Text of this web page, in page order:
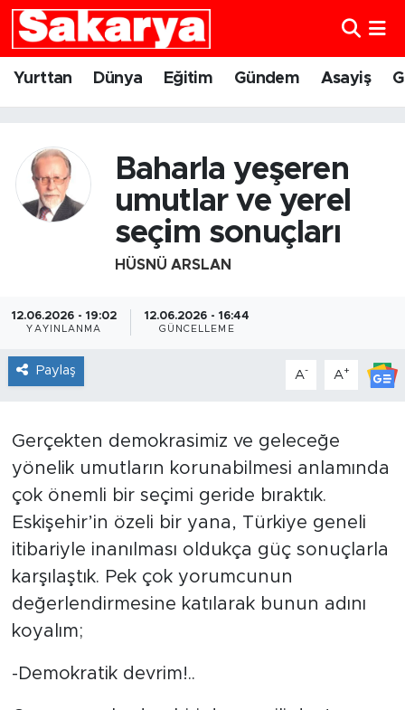
Yurttan Dünya Eğitim Gündem Asayiş
Baharla yeşeren
umutlar ve yerel
seçim sonuçları
HÜSNÜ ARSLAN
12.06.2026 - 19:02
YAYINLANMA
12.06.2026 - 16:44
GÜNCELLEME
Paylaş A- A+
Gerçekten demokrasimiz ve geleceğe
yönelik umutların korunabilmesi anlamında
çok önemli bir seçimi geride bıraktık.
Eskişehir’in özeli bir yana, Türkiye geneli
itibariyle inanılması oldukça güç sonuçlarla
karşılaştık. Pek çok yorumcunun
değerlendirmesine katılarak bunun adını
koyalım;
-Demokratik devrim!..
Yurttan
Eğitim
Gündem
Eskişehirspor
Kültür Sanat
Tarihçe
Söyleşi
Foto Şaka
Teknoloji
Politika
Eskişehir Nöbetçi Eczaneler
Eskişehir Namaz Vakitleri
Eskişehir Trafik Yoğunluk Haritası
Süper Lig Puan Durumu ve Fikstür
Haber Arşivi